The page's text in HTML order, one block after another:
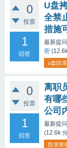
0
投票
1
回答
U盘
全禁
措施
最新提问
密 (
u盘防
0
投票
1
回答
离职
有哪
公司
最新提问
(12.6k
防泄密